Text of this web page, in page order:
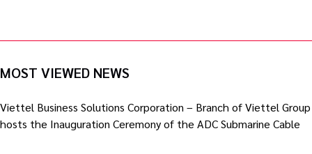
MOST VIEWED NEWS
Viettel Business Solutions Corporation – Branch of Viettel Group
hosts the Inauguration Ceremony of the ADC Submarine Cable